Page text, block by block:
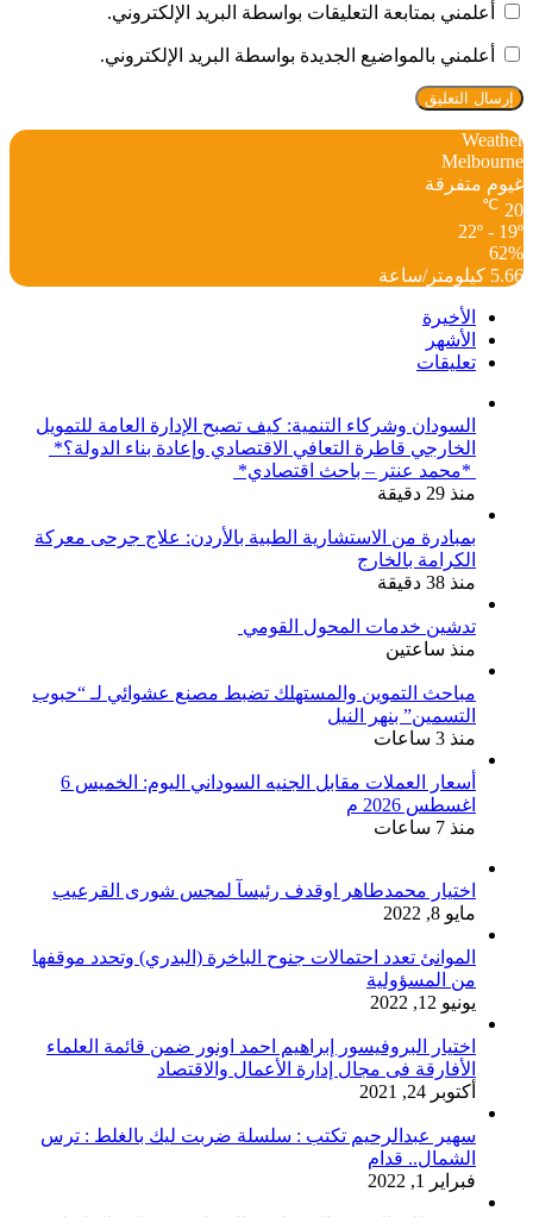
أعلمني بمتابعة التعليقات بواسطة البريد الإلكتروني.
أعلمني بالمواضيع الجديدة بواسطة البريد الإلكتروني.
Weather
Melbourne
غيوم متفرقة
20
℃
22º - 19º
62%
5.66 كيلومتر/ساعة
الأخيرة
الأشهر
تعليقات
السودان وشركاء التنمية: كيف تصبح الإدارة العامة للتمويل
الخارجي قاطرة التعافي الاقتصادي وإعادة بناء الدولة؟*
*محمد عنتر – باحث اقتصادي*
منذ 29 دقيقة
بمبادرة من الاستشارية الطبية بالأردن: علاج جرحى معركة
الكرامة بالخارج
منذ 38 دقيقة
تدشين خدمات المحول القومي
منذ ساعتين
مباحث التموين والمستهلك تضبط مصنع عشوائي لـ “حبوب
التسمين” بنهر النيل
منذ 3 ساعات
أسعار العملات مقابل الجنيه السوداني اليوم: الخميس 6
اغسطس 2026 م
منذ 7 ساعات
اختيار محمدطاهر اوقدف رئيسآ لمجس شورى القرعيب
مايو 8, 2022
الموانئ تعدد احتمالات جنوح الباخرة (البدري) وتحدد موقفها
من المسؤولية
يونيو 12, 2022
اختيار البروفيسور إبراهيم احمد اونور ضمن قائمة العلماء
الأفارقة فى مجال إدارة الأعمال والاقتصاد
أكتوبر 24, 2021
سهير عبدالرحيم تكتب : سلسلة ضربت ليك بالغلط : ترس
الشمال.. قدام
فبراير 1, 2022